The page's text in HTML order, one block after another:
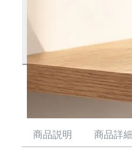
商品説明 商品詳細